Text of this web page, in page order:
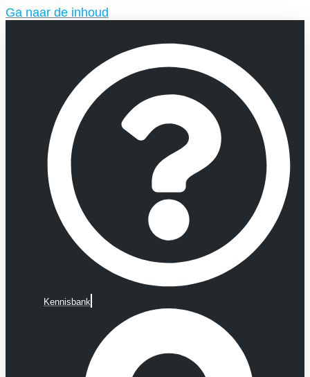
Ga naar de inhoud
Kennisbank